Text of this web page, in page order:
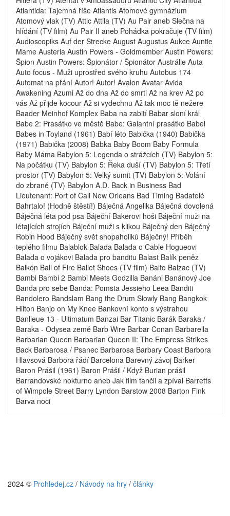
Atlantida: Tajemná říše Atlantis Atomové gymnázium
Atomový vlak (TV) Attic Attila (TV) Au Pair aneb Slečna na
hlídání (TV film) Au Pair II aneb Pohádka pokračuje (TV film)
Audioscopiks Auf der Strecke August Augustus Aukce Auntie
Mame Austeria Austin Powers - Goldmember Austin Powers:
Špion Austin Powers: Špionátor / Špionátor Austrálie Auta
Auto focus - Muži uprostřed svého kruhu Autobus 174
Automat na přání Autor! Autor! Avalon Avatar Avida
Awakening Azumi Až do dna Až do smrti Až na krev Až po
vás Až přijde kocour Až si vydechnu Až tak moc tě nežere
Baader Meinhof Komplex Baba na zabití Babar sloní král
Babe 2: Prasátko ve městě Babe: Galantní prasátko Babel
Babes in Toyland (1961) Babí léto Babička (1940) Babička
(1971) Babička (2008) Babka Baby Boom Baby Formula
Baby Máma Babylon 5: Legenda o strážcích (TV) Babylon 5:
Na počátku (TV) Babylon 5: Řeka duší (TV) Babylon 5: Třetí
prostor (TV) Babylon 5: Velký sumit (TV) Babylon 5: Volání
do zbraně (TV) Babylon A.D. Back in Business Bad
Lieutenant: Port of Call New Orleans Bad Timing Badatelé
Bahrtalo! (Hodně štěstí!) Báječná Angelika Báječná dovolená
Báječná léta pod psa Báječní Bakerovi hoši Báječní muži na
létajících strojích Báječní muži s klikou Báječný den Báječný
Robin Hood Báječný svět shopaholiků Báječný! Příběh
teplého filmu Balablok Balada Balada o Cable Hogueovi
Balada o vojákovi Balada pro banditu Balast Balík peněz
Balkón Ball of Fire Ballet Shoes (TV film) Balto Balzac (TV)
Bambi Bambi 2 Bambi Meets Godzilla Banáni Banánový Joe
Banda pro sebe Banda: Pomsta Jessieho Leea Banditi
Bandolero Bandslam Bang the Drum Slowly Bang Bangkok
Hilton Banjo on My Knee Bankovní konto s výstrahou
Banlieue 13 - Ultimatum Banzai Bar Titanic Barák Baraka /
Baraka - Odysea země Barb Wire Barbar Conan Barbarella
Barbarian Queen Barbarian Queen II: The Empress Strikes
Back Barbarosa / Psanec Barbarosa Barbary Coast Barbora
Hlavsová Barbora řádí Barcelona Barevný závoj Barker
Baron Prášil (1961) Baron Prášil / Když Burian prášil
Barrandovské nokturno aneb Jak film tančil a zpíval Barretts
of Wimpole Street Barry Lyndon Barstow 2008 Barton Fink
Barva noci
2024 © Prohledej.cz / Návody na hry / články